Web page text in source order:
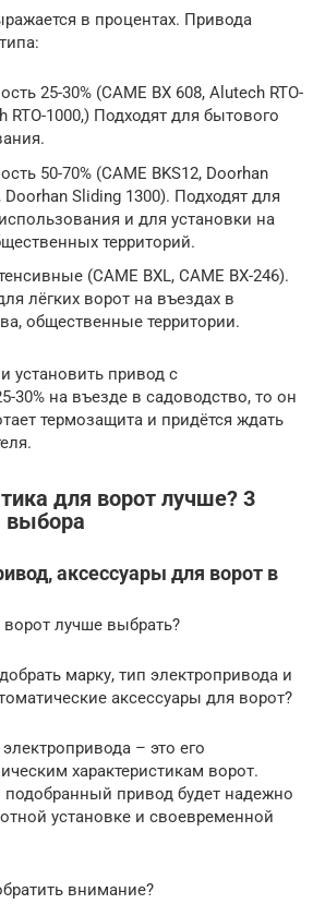
в процентах. Привода
25-30% (CAME BX 608, Alutech RTO-
RTO-1000,) Подходят для бытового
50-70% (CAME BKS12, Doorhan
Doorhan Sliding 1300). Подходят для
и для установки на
территорий.
(CAME BXL, CAME BX-246).
лёгких ворот на въездах в
общественные территории.
установить привод с
30% на въезде в садоводство, то он
термозащита и придётся ждать
для ворот лучше? 3
выбора
аксессуары для ворот в
лучше выбрать?
марку, тип электропривода и
аксессуары для ворот?
– это его
характеристикам ворот.
привод будет надежно
установке и своевременной
внимание?